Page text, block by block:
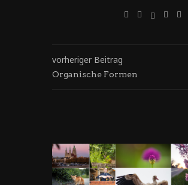
vorheriger Beitrag
Organische Formen